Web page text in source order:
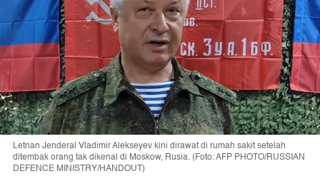
Letnan Jenderal Vladimir Alekseyev kini dirawat di rumah sakit setelah
ditembak orang tak dikenal di Moskow, Rusia. (Foto: AFP PHOTO/RUSSIAN
DEFENCE MINISTRY/HANDOUT)